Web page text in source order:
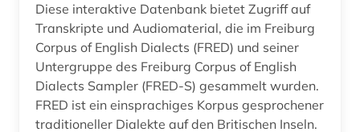
sprichwort (3)
stilistik (2)
strafverfolgung (1)
streaming (2)
Diese interaktive Datenbank bietet Zugriff auf
Transkripte und Audiomaterial, die im Freiburg
Corpus of English Dialects (FRED) und seiner
Untergruppe des Freiburg Corpus of English
Dialects Sampler (FRED-S) gesammelt wurden.
FRED ist ein einsprachiges Korpus gesprochener
traditioneller Dialekte auf den Britischen Inseln.